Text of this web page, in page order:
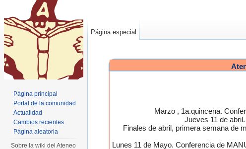
Marzo , 1a.quincena.
Jueves 11 de
Finales de abril, primera semana de
Lunes 11 de Mayo. Conferencia de
Página especial
Página principal
Portal de la comunidad
Actualidad
Cambios recientes
Página aleatoria
Sobre la wiki del Ateneo